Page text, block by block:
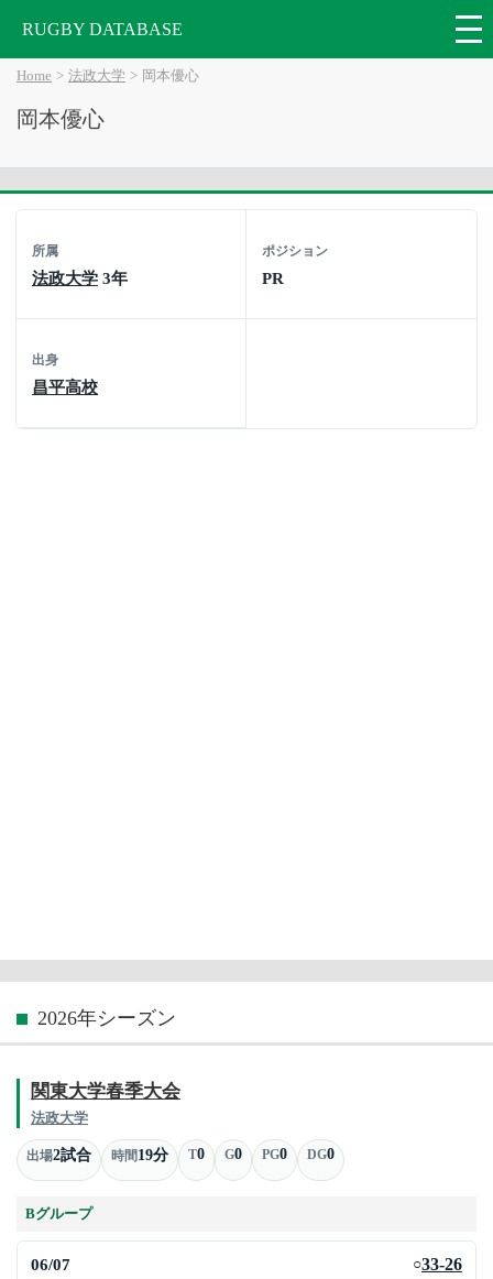
RUGBY DATABASE
Home 法政大学 岡本優心
岡本優心
所属
法政大学 3年
ポジション
PR
出身
昌平高校
2026年シーズン
関東大学春季大会
法政大学
出場2試合 時間19分 T0 G0 PG0 DG0
Bグループ
06/07 ○33-26